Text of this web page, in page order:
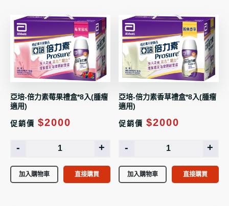
亞培-倍力素莓果禮盒*8入(腫瘤
適用)
促銷價 $2000
- +
加入購物車 直接購買
亞培-倍力素香草禮盒*8入(腫瘤
適用)
促銷價 $2000
- +
加入購物車 直接購買